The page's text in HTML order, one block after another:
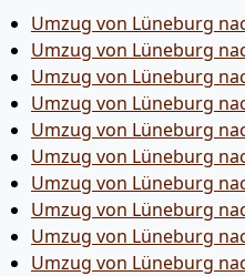
Umzug von Lüneburg
Umzug von Lüneburg
Umzug von Lüneburg
Umzug von Lüneburg
Umzug von Lüneburg
Umzug von Lüneburg
Umzug von Lüneburg
Umzug von Lüneburg
Umzug von Lüneburg
Umzug von Lüneburg